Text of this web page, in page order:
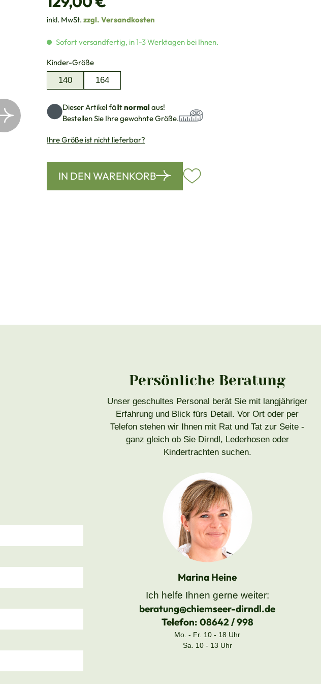
inkl. MwSt. zzgl. Versandkosten
Sofort versandfertig, in 1-3 Werktagen bei Ihnen.
Kinder-Größeauswählen
140
164
Dieser Artikel fälltnormalaus!
Bestellen Sie Ihre gewohnte Größe.
Ihre Größe ist nicht lieferbar?
IN DEN WARENKORB
Persönliche Beratung
Unser geschultes Personal berät Sie mit langjähriger
Erfahrung und Blick fürs Detail. Vor Ort oder per
Telefon stehen wir Ihnen mit Rat und Tat zur Seite -
ganz gleich ob Sie Dirndl, Lederhosen oder
Kindertrachten suchen.
Marina Heine
Ich helfe Ihnen gerne weiter:
beratung@chiemseer-dirndl.de
Telefon: 08642 / 998
Mo. - Fr. 10 - 18 Uhr
Sa. 10 - 13 Uhr